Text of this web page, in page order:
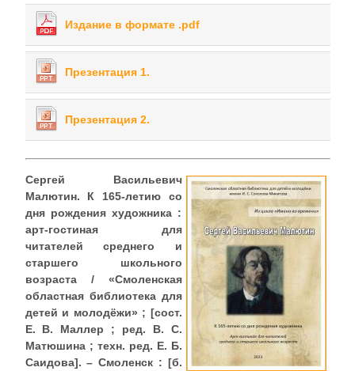
Издание в формате .pdf
Презентация 1.
Презентация 2.
Сергей Васильевич
Малютин. К 165-летию со
дня рождения художника :
арт-гостиная для
читателей среднего и
старшего школьного
возраста / «Смоленская
областная библиотека для
детей и молодёжи» ; [сост.
Е. В. Маллер ; ред. В. С.
Матюшина ; техн. ред. Е. Б.
Саидова]. – Смоленск : [б.